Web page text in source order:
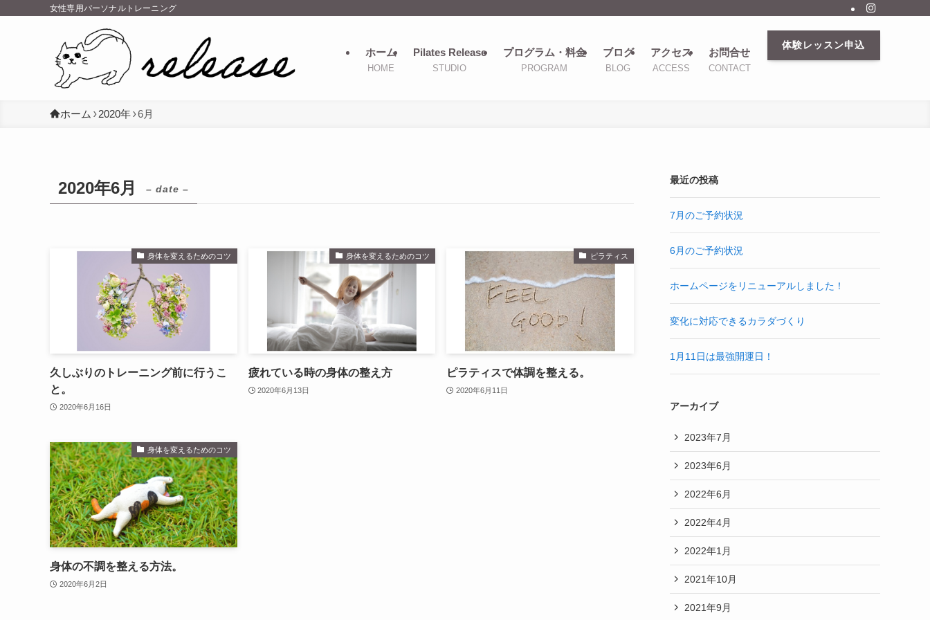
女性専用パーソナルトレーニング
ホーム
HOME
Pilates Release
STUDIO
プログラム・料金
PROGRAM
ブログ
BLOG
アクセス
ACCESS
お問合せ
CONTACT
体験レッスン申込
ホーム 2020年 6月
2020年6月 – date –
身体を変えるためのコツ
久しぶりのトレーニング前に行うこ
と。
2020年6月16日
身体を変えるためのコツ
疲れている時の身体の整え方
2020年6月13日
ピラティス
ピラティスで体調を整える。
2020年6月11日
身体を変えるためのコツ
身体の不調を整える方法。
2020年6月2日
最近の投稿
7月のご予約状況
6月のご予約状況
ホームページをリニューアルしました！
変化に対応できるカラダづくり
1月11日は最強開運日！
アーカイブ
2023年7月
2023年6月
2022年6月
2022年4月
2022年1月
2021年10月
2021年9月